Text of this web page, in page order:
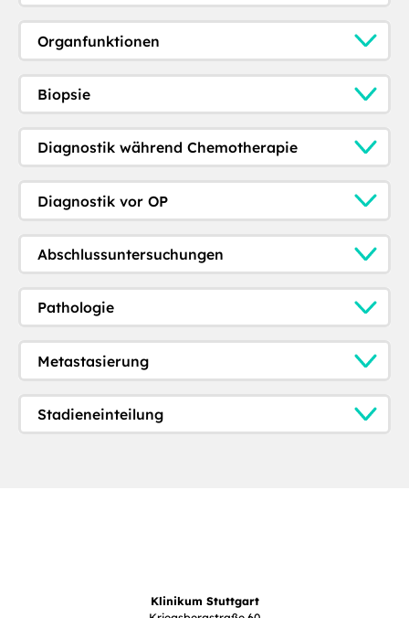
Organfunktionen
Biopsie
Diagnostik während Chemotherapie
Diagnostik vor OP
Abschlussuntersuchungen
Pathologie
Metastasierung
Stadieneinteilung
Klinikum Stuttgart